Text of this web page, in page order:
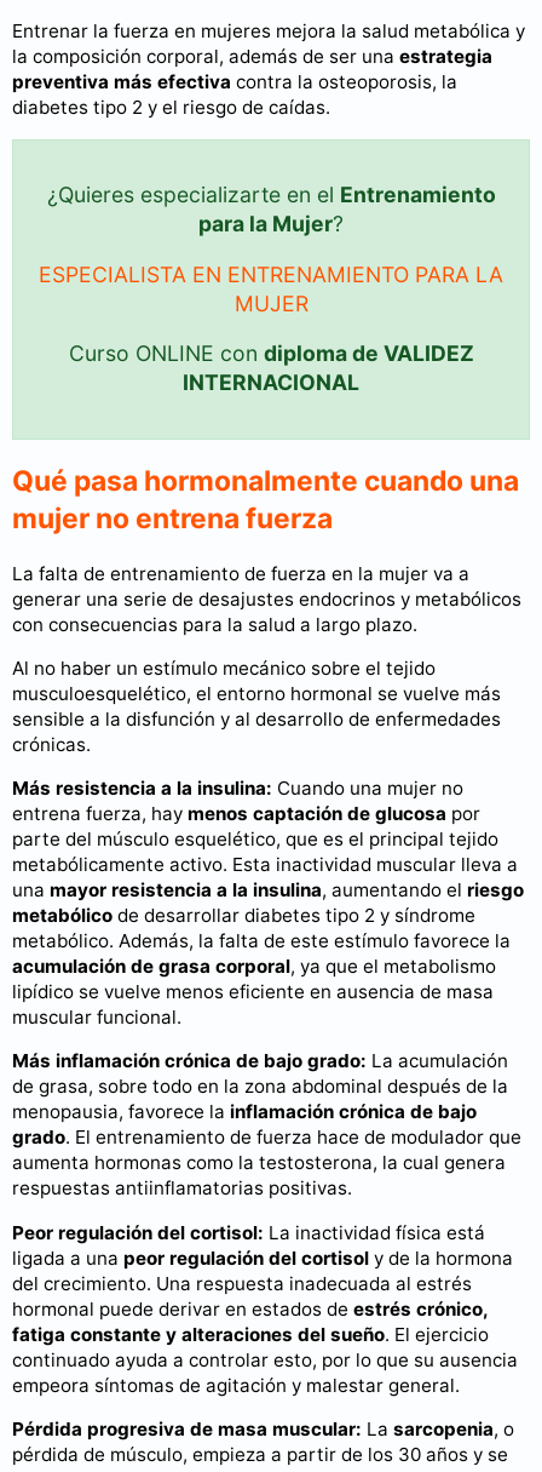
Entrenar la fuerza en mujeres mejora la salud metabólica y
la composición corporal, además de ser una estrategia
preventiva más efectiva contra la osteoporosis, la
diabetes tipo 2 y el riesgo de caídas.
¿Quieres especializarte en el Entrenamiento
para la Mujer?
ESPECIALISTA EN ENTRENAMIENTO PARA LA
MUJER
Curso ONLINE con diploma de VALIDEZ
INTERNACIONAL
Qué pasa hormonalmente cuando una
mujer no entrena fuerza
La falta de entrenamiento de fuerza en la mujer va a
generar una serie de desajustes endocrinos y metabólicos
con consecuencias para la salud a largo plazo.
Al no haber un estímulo mecánico sobre el tejido
musculoesquelético, el entorno hormonal se vuelve más
sensible a la disfunción y al desarrollo de enfermedades
crónicas.
Más resistencia a la insulina: Cuando una mujer no
entrena fuerza, hay menos captación de glucosa por
parte del músculo esquelético, que es el principal tejido
metabólicamente activo. Esta inactividad muscular lleva a
una mayor resistencia a la insulina, aumentando el riesgo
metabólico de desarrollar diabetes tipo 2 y síndrome
metabólico. Además, la falta de este estímulo favorece la
acumulación de grasa corporal, ya que el metabolismo
lipídico se vuelve menos eficiente en ausencia de masa
muscular funcional.
Más inflamación crónica de bajo grado: La acumulación
de grasa, sobre todo en la zona abdominal después de la
menopausia, favorece la inflamación crónica de bajo
grado. El entrenamiento de fuerza hace de modulador que
aumenta hormonas como la testosterona, la cual genera
respuestas antiinflamatorias positivas.
Peor regulación del cortisol: La inactividad física está
ligada a una peor regulación del cortisol y de la hormona
del crecimiento. Una respuesta inadecuada al estrés
hormonal puede derivar en estados de estrés crónico,
fatiga constante y alteraciones del sueño. El ejercicio
continuado ayuda a controlar esto, por lo que su ausencia
empeora síntomas de agitación y malestar general.
Pérdida progresiva de masa muscular: La sarcopenia, o
pérdida de músculo, empieza a partir de los 30 años y se